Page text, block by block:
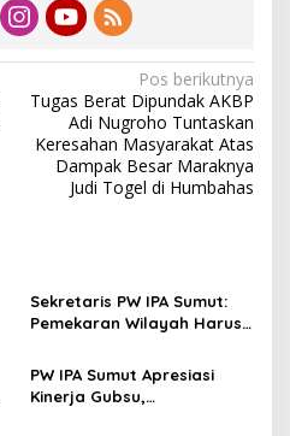
Pos berikutnya
Tugas Berat Dipundak AKBP
Adi Nugroho Tuntaskan
Keresahan Masyarakat Atas
Dampak Besar Maraknya
Judi Togel di Humbahas
Sekretaris PW IPA Sumut:
Pemekaran Wilayah Harus
Kesejahteraan, Bukan
Kepentingan Elit
PW IPA Sumut Apresiasi
Kinerja Gubsu,